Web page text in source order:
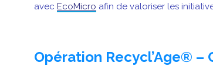
avec EcoMicro afin de valoriser les
Opération Recycl’Age® –